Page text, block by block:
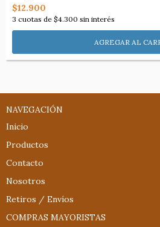
$12.900
3 cuotas de $4.300 sin interés
NAVEGACIÓN
Inicio
Productos
Contacto
Nosotros
Retiros / Envíos
COMPRAS MAYORISTAS